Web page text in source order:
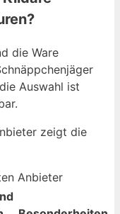
die Ware
Auswahl ist
zeigt die
Anbieter